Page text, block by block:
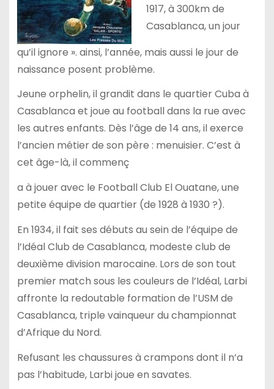
1917, à 300km de
Casablanca, un jour
qu’il ignore ». ainsi, l’année, mais aussi le jour de
naissance posent problème.
Jeune orphelin, il grandit dans le quartier Cuba à
Casablanca et joue au football dans la rue avec
les autres enfants. Dès l’âge de 14 ans, il exerce
l’ancien métier de son père : menuisier. C’est à
cet âge-là, il commenç
a à jouer avec le Football Club El Ouatane, une
petite équipe de quartier (de 1928 à 1930 ?).
En 1934, il fait ses débuts au sein de l’équipe de
l’Idéal Club de Casablanca, modeste club de
deuxième division marocaine. Lors de son tout
premier match sous les couleurs de l’Idéal, Larbi
affronte la redoutable formation de l’USM de
Casablanca, triple vainqueur du championnat
d’Afrique du Nord.
Refusant les chaussures à crampons dont il n’a
pas l’habitude, Larbi joue en savates.